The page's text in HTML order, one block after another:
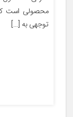
محصولی است
توجهی به […]